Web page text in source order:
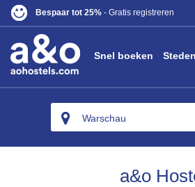
Bespaar tot 25% - Gratis registreren
Snel boeken Steden
Warschau
a&o